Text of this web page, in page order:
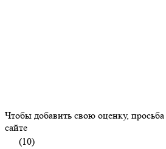
Чтобы добавить свою оценку, просьба
сайте
(10)